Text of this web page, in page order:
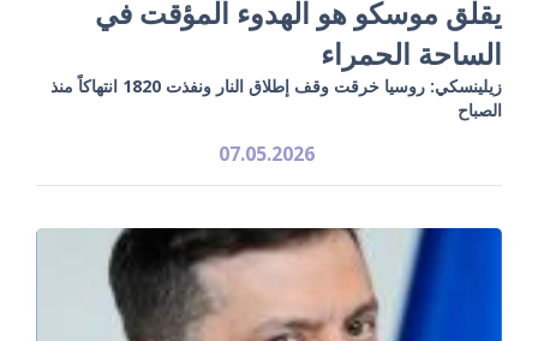
يقلق موسكو هو الهدوء المؤقت في
الساحة الحمراء
زيلينسكي: روسيا خرقت وقف إطلاق النار ونفذت 1820 انتهاكاً منذ
الصباح
07.05.2026